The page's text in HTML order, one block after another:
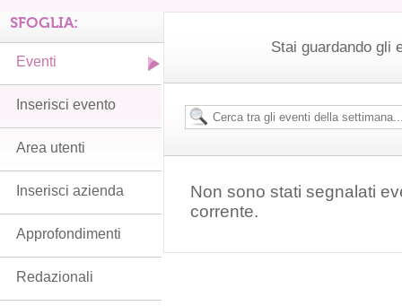
Stai guardando gli
Non sono stati segnalati
corrente.
SFOGLIA:
Eventi
Inserisci evento
Area utenti
Inserisci azienda
Approfondimenti
Redazionali